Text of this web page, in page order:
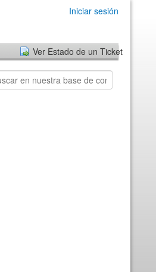
Iniciar sesión
Ver Estado de un Ticket